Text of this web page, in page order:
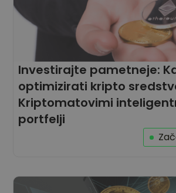
Investirajte pametneje:
optimizirati kripto
Kriptomatovimi
portfelji